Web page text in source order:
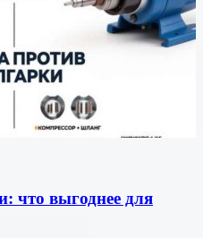
что выгоднее для